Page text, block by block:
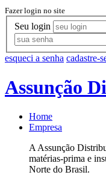
Fazer login no site
Seu login
esqueci a senha cadastre-
Assunção
Home
Empresa
A Assunção
matérias-prima e
Norte do Brasil.